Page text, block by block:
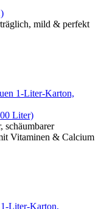
mild & perfekt
Liter)
schäumbarer
Vitaminen & Calcium